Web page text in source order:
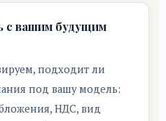
с вашим будущим
подходит ли
под вашу модель:
НДС, вид